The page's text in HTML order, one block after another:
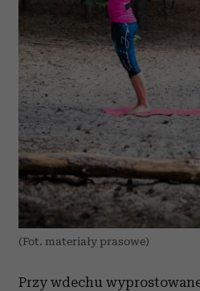
(Fot. materiały prasowe)
Przy wdechu